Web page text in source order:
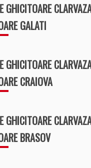
GHICITOARE
GALATI
GHICITOARE
CRAIOVA
GHICITOARE
BRASOV